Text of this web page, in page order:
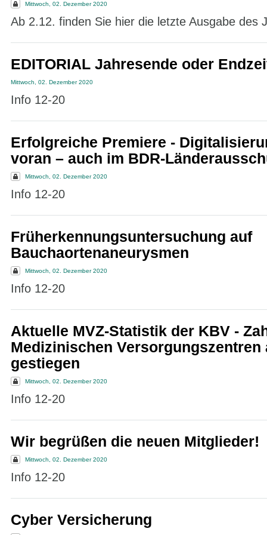
Mittwoch, 02. Dezember 2020
Ab 2.12. finden Sie hier die letzte Ausgabe des
EDITORIAL Jahresende oder
Mittwoch, 02. Dezember 2020
Info 12-20
Erfolgreiche Premiere -
voran – auch im BDR-
Mittwoch, 02. Dezember 2020
Info 12-20
Früherkennungsuntersuchung auf
Bauchaortenaneurysmen
Mittwoch, 02. Dezember 2020
Info 12-20
Aktuelle MVZ-Statistik der KBV -
Medizinischen Versorgungszentren
gestiegen
Mittwoch, 02. Dezember 2020
Info 12-20
Wir begrüßen die neuen Mitglieder!
Mittwoch, 02. Dezember 2020
Info 12-20
Cyber Versicherung